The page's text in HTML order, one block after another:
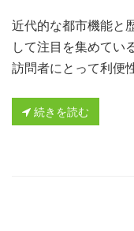
近代的な都市機能と
して注目を集めてい
訪問者にとって利便
続きを読む